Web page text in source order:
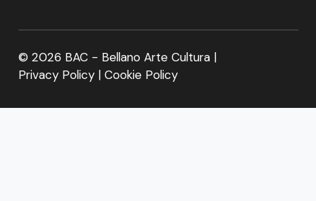
© 2026 BAC - Bellano Arte Cultura |
Privacy Policy| Cookie Policy